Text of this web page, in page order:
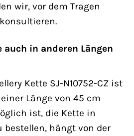
wir, vor dem Tragen
in anderen Längen
Kette SJ-N10752-CZ ist
Länge von 45 cm
ist, die Kette in
bestellen, hängt von der